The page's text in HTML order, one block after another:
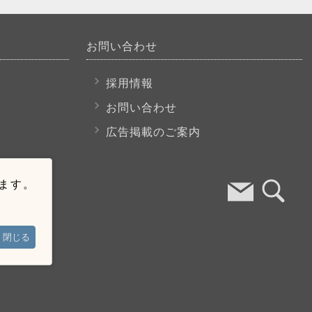
。
閉じる
お問い合わせ
採用情報
お問い合わせ
広告掲載のご案内